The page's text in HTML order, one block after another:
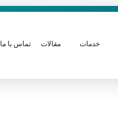
خدمات مقالات تماس با ما